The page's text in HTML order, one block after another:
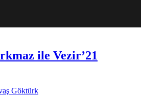
ile Vezir’21
Göktürk